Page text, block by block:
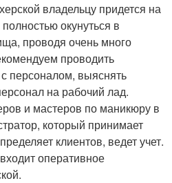
владельцу придется на
окунуться в
проводя очень много
проводить
персоналом, выяснять
на рабочий лад.
и мастеров по маникюру в
который принимает
клиентов, ведет учет.
оперативное